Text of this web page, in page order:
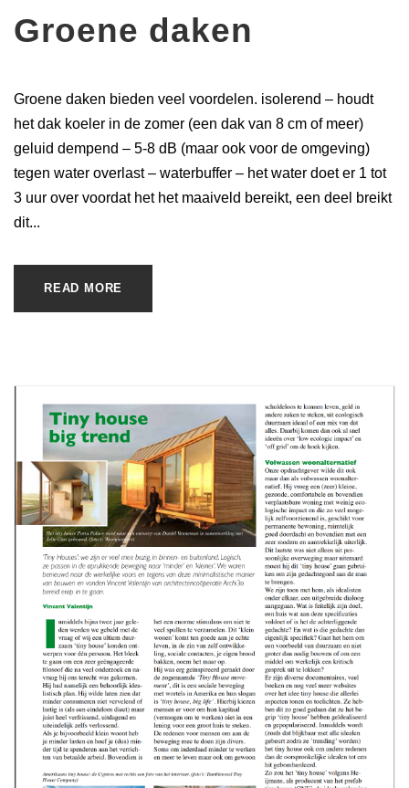
Groene daken
Groene daken bieden veel voordelen. isolerend – houdt
het dak koeler in de zomer (een dak van 8 cm of meer)
geluid dempend – 5-8 dB (maar ook voor de omgeving)
tegen water overlast – waterbuffer – het water doet er 1 tot
3 uur over voordat het het maaiveld bereikt, een deel breikt
dit...
READ MORE